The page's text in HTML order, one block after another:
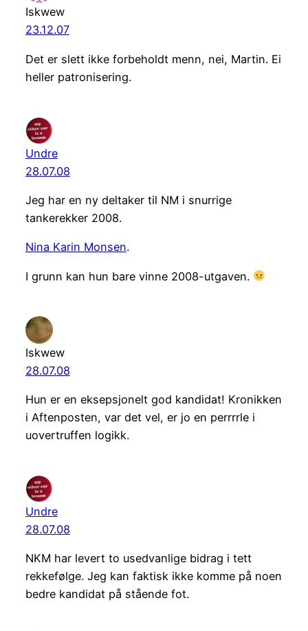
Iskwew
23.12.07
Det er slett ikke forbeholdt menn, nei, Martin. Ei
heller patronisering.
Undre
28.07.08
Jeg har en ny deltaker til NM i snurrige
tankerekker 2008.
Nina Karin Monsen.
I grunn kan hun bare vinne 2008-utgaven.
Iskwew
28.07.08
Hun er en eksepsjonelt god kandidat! Kronikken
i Aftenposten, var det vel, er jo en perrrrle i
uovertruffen logikk.
Undre
28.07.08
NKM har levert to usedvanlige bidrag i tett
rekkefølge. Jeg kan faktisk ikke komme på noen
bedre kandidat på stående fot.